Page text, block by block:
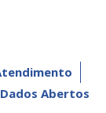
Dados Abertos